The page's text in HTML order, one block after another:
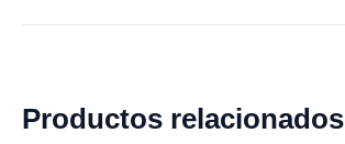
Productos relacionados